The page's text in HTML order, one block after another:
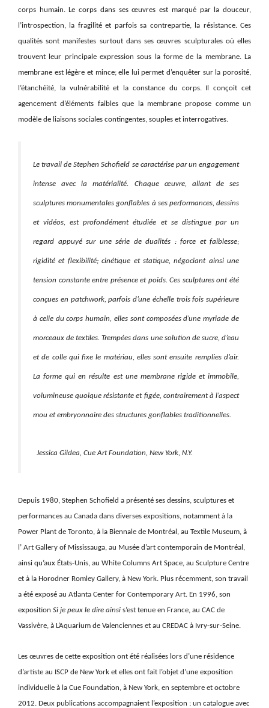
corps humain. Le corps dans ses œuvres est marqué par la douceur,
l’introspection, la fragilité et parfois sa contrepartie, la résistance. Ces
qualités sont manifestes surtout dans ses œuvres sculpturales où elles
trouvent leur principale expression sous la forme de la membrane. La
membrane est légère et mince; elle lui permet d’enquêter sur la porosité,
l’étanchéité, la vulnérabilité et la constance du corps. Il conçoit cet
agencement d’éléments faibles que la membrane propose comme un
modèle de liaisons sociales contingentes, souples et interrogatives.
Le travail de Stephen Schofield se caractérise par un engagement
intense avec la matérialité. Chaque œuvre, allant de ses
sculptures monumentales gonflables à ses performances, dessins
et vidéos, est profondément étudiée et se distingue par un
regard appuyé sur une série de dualités : force et faiblesse;
rigidité et flexibilité; cinétique et statique, négociant ainsi une
tension constante entre présence et poids. Ces sculptures ont été
conçues en patchwork, parfois d’une échelle trois fois supérieure
à celle du corps humain, elles sont composées d’une myriade de
morceaux de textiles. Trempées dans une solution de sucre, d’eau
et de colle qui fixe le matériau, elles sont ensuite remplies d’air.
La forme qui en résulte est une membrane rigide et immobile,
volumineuse quoique résistante et figée, contrairement à l’aspect
mou et embryonnaire des structures gonflables traditionnelles.
Jessica Gildea, Cue Art Foundation, New York, N.Y.
Depuis 1980, Stephen Schofield a présenté ses dessins, sculptures et
performances au Canada dans diverses expositions, notamment à la
Power Plant de Toronto, à la Biennale de Montréal, au Textile Museum, à
l’ Art Gallery of Mississauga, au Musée d’art contemporain de Montréal,
ainsi qu’aux États-Unis, au White Columns Art Space, au Sculpture Centre
et à la Horodner Romley Gallery, à New York. Plus récemment, son travail
a été exposé au Atlanta Center for Contemporary Art. En 1996, son
exposition Si je peux le dire ainsi s’est tenue en France, au CAC de
Vassivère, à L’Aquarium de Valenciennes et au CREDAC à Ivry-sur-Seine.
Les œuvres de cette exposition ont été réalisées lors d’une résidence
d’artiste au ISCP de New York et elles ont fait l’objet d’une exposition
individuelle à la Cue Foundation, à New York, en septembre et octobre
2012. Deux publications accompagnaient l’exposition : un catalogue avec